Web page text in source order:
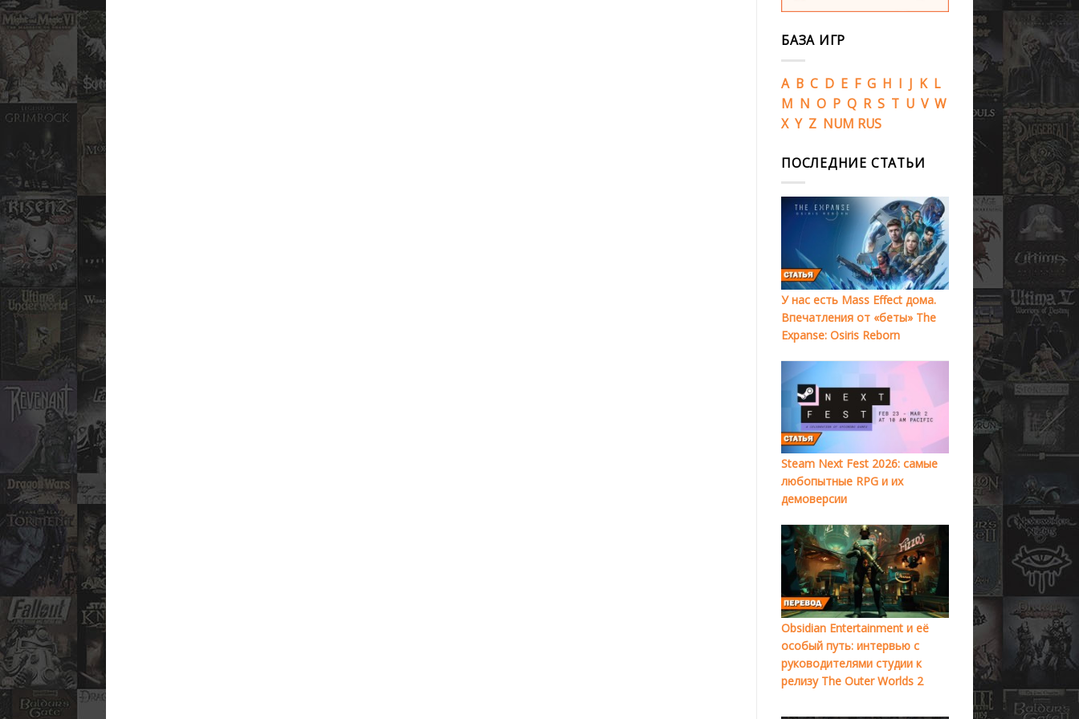
БАЗА ИГР
A B C D E F G H I J K L
M N O P Q R S T U V W
X Y Z NUM RUS
ПОСЛЕДНИЕ СТАТЬИ
У нас есть Mass Effect дома.
Впечатления от «беты» The
Expanse: Osiris Reborn
Steam Next Fest 2026: самые
любопытные RPG и их
демоверсии
Obsidian Entertainment и её
особый путь: интервью с
руководителями студии к
релизу The Outer Worlds 2